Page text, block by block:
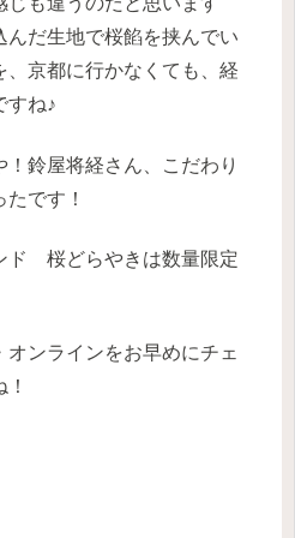
んだ生地で桜餡を挟んでい
、京都に行かなくても、経
すね♪
鈴屋将経さん、こだわり
です！
ド 桜どらやきは数量限定
ンラインをお早めにチェ